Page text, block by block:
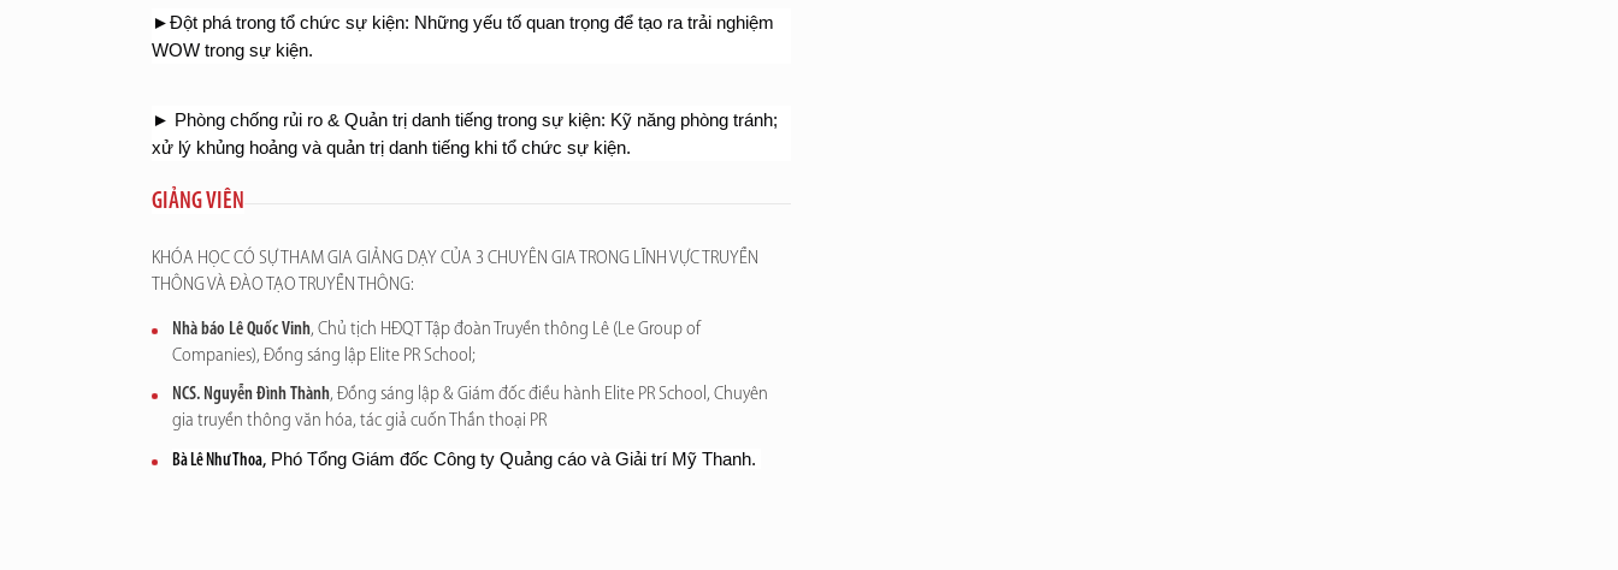
►Đột phá trong tổ chức sự kiện: Những yếu tố quan trọng để tạo ra trải nghiệm
WOW trong sự kiện.
► Phòng chống rủi ro & Quản trị danh tiếng trong sự kiện: Kỹ năng phòng tránh;
xử lý khủng hoảng và quản trị danh tiếng khi tổ chức sự kiện.
GIẢNG VIÊN
KHÓA HỌCCÓ SỰ THAM GIA GIẢNG DẠY CỦA 3 CHUYÊN GIA TRONG LĨNH VỰC TRUYỀN
THÔNG VÀ ĐÀO TẠO TRUYỀN THÔNG:
Nhà báo Lê Quốc Vinh, Chủ tịch HĐQT Tập đoàn Truyền thông Lê (Le Group of
Companies), Đồng sáng lập Elite PR School;
NCS. Nguyễn Đình Thành, Đồng sáng lập & Giám đốc điều hành Elite PR School, Chuyên
gia truyền thông văn hóa, tác giả cuốn Thần thoại PR
Bà Lê Như Thoa, Phó Tổng Giám đốc Công ty Quảng cáo và Giải trí Mỹ Thanh.